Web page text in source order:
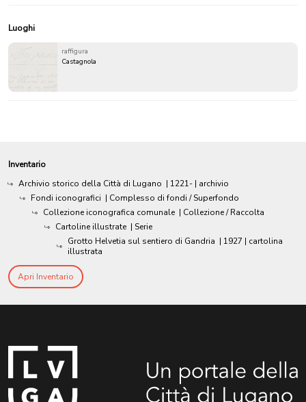
Luoghi
raffigura
Castagnola
Inventario
Archivio storico della Città di Lugano | 1221- | archivio
Fondi iconografici | Complesso di fondi / Superfondo
Collezione iconografica comunale | Collezione / Raccolta
Cartoline illustrate | Serie
Grotto Helvetia sul sentiero di Gandria | 1927 | cartolina
illustrata
Apri Inventario